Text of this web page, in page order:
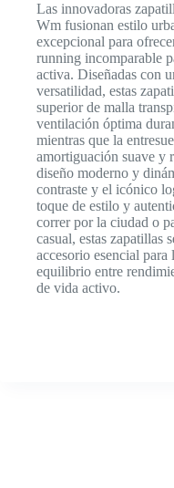
Las innovadoras
Wm fusionan estilo
excepcional para
running incomparable
activa. Diseñadas con
versatilidad, estas
superior de malla
ventilación óptima
mientras que la
amortiguación suave y
diseño moderno y
contraste y el icónico
toque de estilo y
correr por la ciudad o
casual, estas zapatillas
accesorio esencial
equilibrio entre
de vida activo.